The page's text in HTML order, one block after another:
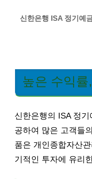
신한은행 ISA 정기예
높은 수익
신한은행의 ISA 정
공하여 많은 고객들
품은 개인종합자산
기적인 투자에 유리